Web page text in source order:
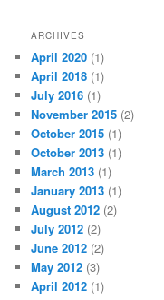
ARCHIVES
April 2020 (1)
April 2018 (1)
July 2016 (1)
November 2015 (2)
October 2015 (1)
October 2013 (1)
March 2013 (1)
January 2013 (1)
August 2012 (2)
July 2012 (2)
June 2012 (2)
May 2012 (3)
April 2012 (1)